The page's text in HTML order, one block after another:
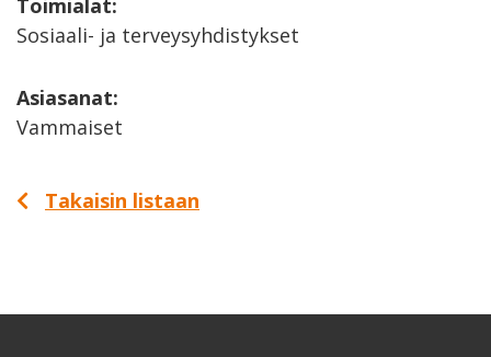
Sosiaali- ja terveysyhdistykset
Asiasanat:
Vammaiset
Takaisin listaan